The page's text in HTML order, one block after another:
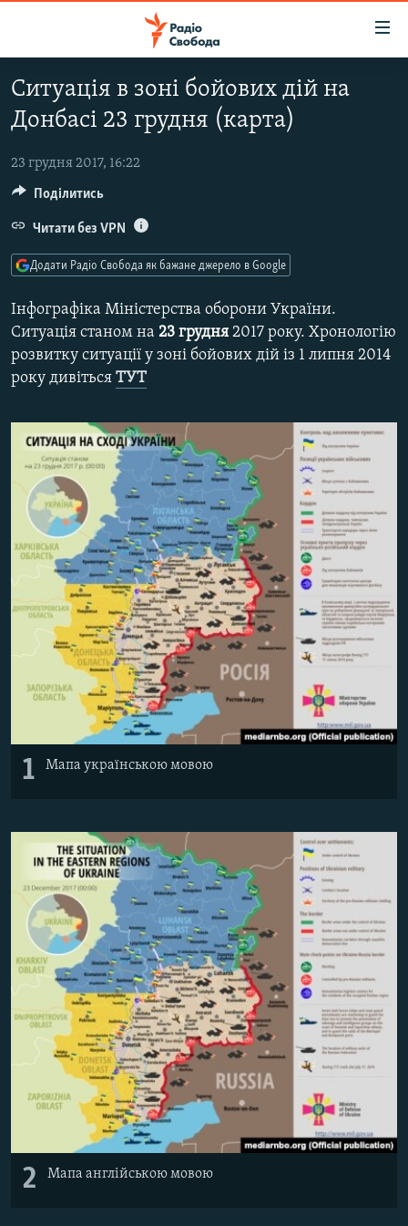
до
основного
Перейти
до
навігації
Перейти
до
пошуку
РАДІО СВОБОДА – 70 РОКІВ
ВСЕ ЗА ДОБУ
СТАТТІ
ПОЛІТИКА
ЕКОНОМІКА
СУСПІЛЬСТВО
СПОРТ
УКРАЇНА
ВІЙНА
РОСІЙСЬКА «ФІЛЬТРАЦІЯ»
ДОНБАС.РЕАЛІЇ
ТИ ЯК?
СХЕМИ
КИТАЙ.ВИКЛИКИ
МУЛЬТИМЕДІА
ФОТО
СПЕЦПРОЄКТИ
ПОДКАСТИ
КРИМ РЕАЛІЇ
ДОЛУЧАЙСЯ!
Усі сайти RFE/RL
Ситуація в зоні бойових дій на
Донбасі 23 грудня (карта)
23 грудня 2017, 16:22
Інфографіка Міністерства оборони України.
Ситуація станом на 23 грудня 2017 року. Хронологію
розвитку ситуації у зоні бойових дій із 1 липня 2014
року дивіться ТУТ
1 Мапа українською мовою
2 Мапа англійською мовою
Поділитись
Читати без VPN
Додати Радіо Свобода як бажане джерело в Google